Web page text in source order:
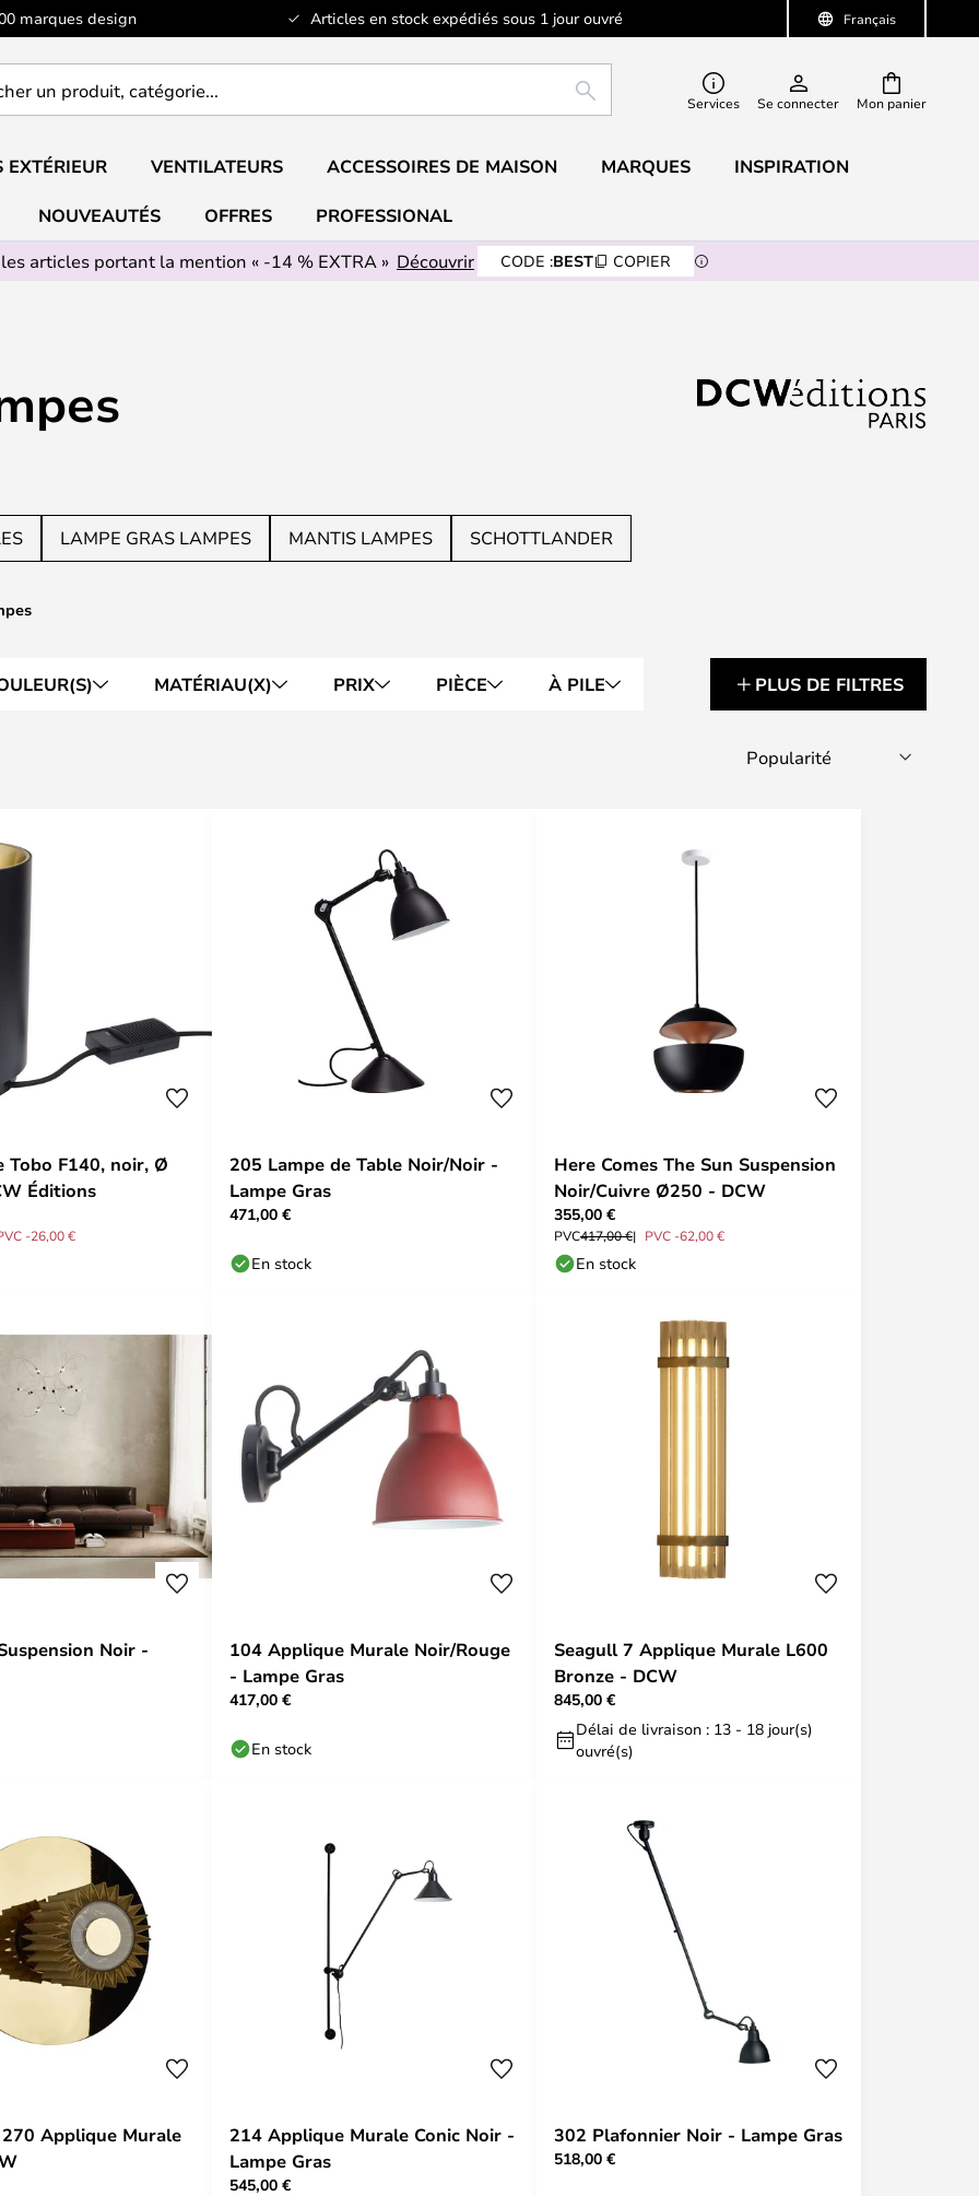
Français
marques design Articles en stock expédiés sous 1 jour ouvré
Mon panier
RECHERCHERServices Se connecter
VENTILATEURS ACCESSOIRES DE MAISON MARQUES INSPIRATION
NOUVEAUTÉS OFFRES PROFESSIONAL
articles portant la mention « -14 % EXTRA » Découvrir CODE :BEST COPIER
LAMPE GRAS LAMPES MANTIS LAMPES SCHOTTLANDER
MATÉRIAU(X) PRIX PIÈCE À PILE PLUS DE FILTRES
Tobo F140, noir, Ø
Éditions
-26,00 €
205 Lampe de Table Noir/Noir -
Lampe Gras
471,00 €
En stock
Here Comes The Sun Suspension
Noir/Cuivre Ø250 - DCW
355,00 €
PVC417,00 € PVC -62,00 €
En stock
Noir -
104 Applique Murale Noir/Rouge
- Lampe Gras
417,00 €
En stock
Seagull 7 Applique Murale L600
Bronze - DCW
845,00 €
Délai de livraison : 13 - 18 jour(s)
ouvré(s)
Applique Murale
214 Applique Murale Conic Noir -
Lampe Gras
545,00 €
302 Plafonnier Noir - Lampe Gras
518,00 €